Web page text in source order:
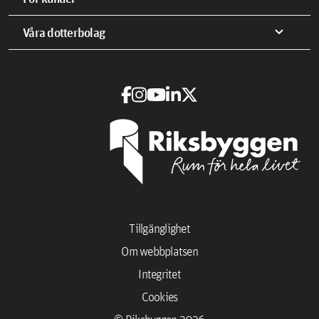
Våra dotterbolag expand_more
Cookies
Integritet
Om webbplatsen
Tillgänglighet